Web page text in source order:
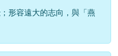
形容遠大的志向，與「燕